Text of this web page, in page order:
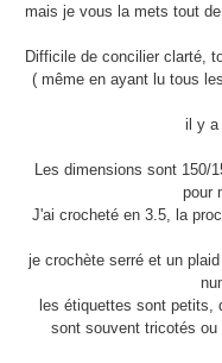
mais je vous la mets tout
Difficile de concilier clarté,
( même en ayant lu tous
il y a
Les dimensions sont 150/
pour
J'ai crocheté en 3.5, la
je crochète serré et un
les étiquettes sont petits,
sont souvent tricotés ou